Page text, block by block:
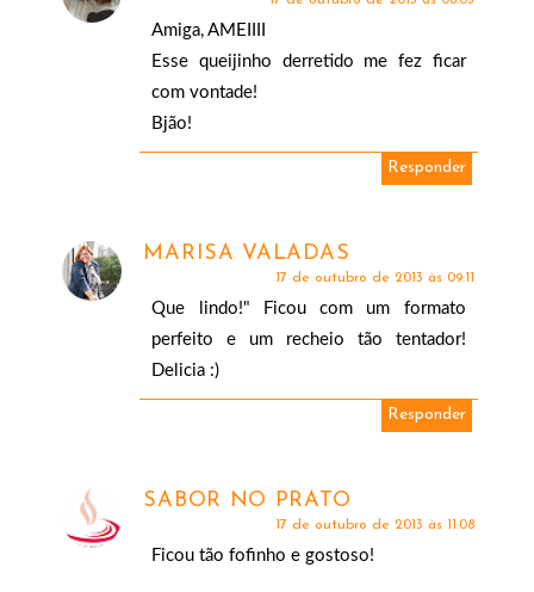
Amiga, AMEIIII
Esse queijinho derretido me fez ficar
com vontade!
Bjão!
Responder
MARISA VALADAS
17 de outubro de 2013 às 09:11
Que lindo!" Ficou com um formato
perfeito e um recheio tão tentador!
Delicia :)
Responder
SABOR NO PRATO
17 de outubro de 2013 às 11:08
Ficou tão fofinho e gostoso!